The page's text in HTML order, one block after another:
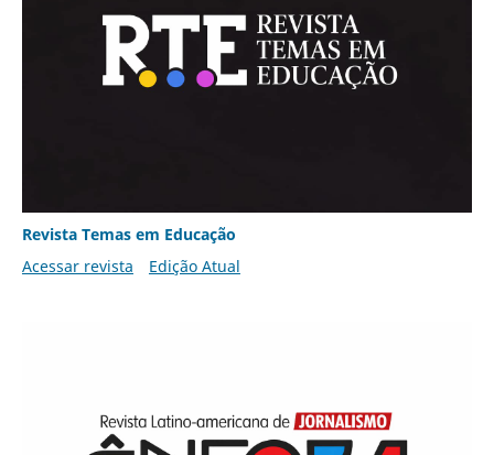
Revista Temas em Educação
Acessar revista
Edição Atual